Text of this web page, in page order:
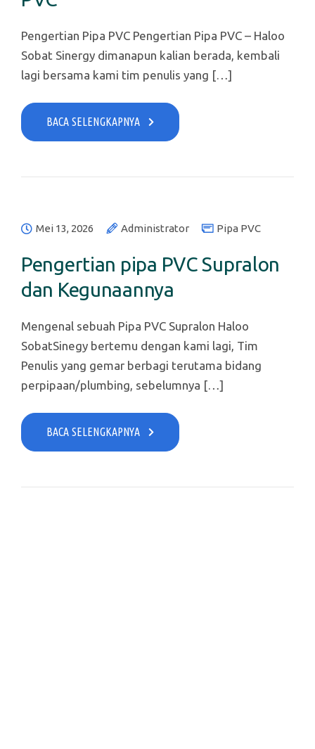
Pengertian Pipa PVC Pengertian Pipa PVC – Haloo
Sobat Sinergy dimanapun kalian berada, kembali
lagi bersama kami tim penulis yang […]
BACA SELENGKAPNYA
Mei 13, 2026 Administrator Pipa PVC
Pengertian pipa PVC Supralon
dan Kegunaannya
Mengenal sebuah Pipa PVC Supralon Haloo
SobatSinegy bertemu dengan kami lagi, Tim
Penulis yang gemar berbagi terutama bidang
perpipaan/plumbing, sebelumnya […]
BACA SELENGKAPNYA